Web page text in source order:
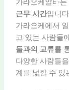
가라오케알바
근무 시간입니
가라오케에서
고 있는 사람들
들과의 교류를
다양한 사람들
계를 넓힐 수 있